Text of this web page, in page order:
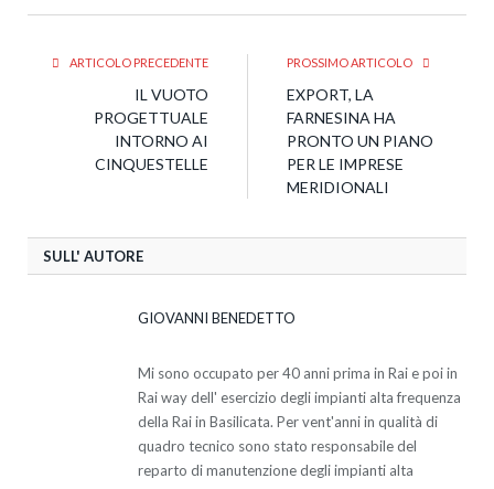
ARTICOLO PRECEDENTE
IL VUOTO
PROGETTUALE
INTORNO AI
CINQUESTELLE
PROSSIMO ARTICOLO
EXPORT, LA
FARNESINA HA
PRONTO UN PIANO
PER LE IMPRESE
MERIDIONALI
SULL' AUTORE
GIOVANNI BENEDETTO
Mi sono occupato per 40 anni prima in Rai e poi in
Rai way dell' esercizio degli impianti alta frequenza
della Rai in Basilicata. Per vent'anni in qualità di
quadro tecnico sono stato responsabile del
reparto di manutenzione degli impianti alta